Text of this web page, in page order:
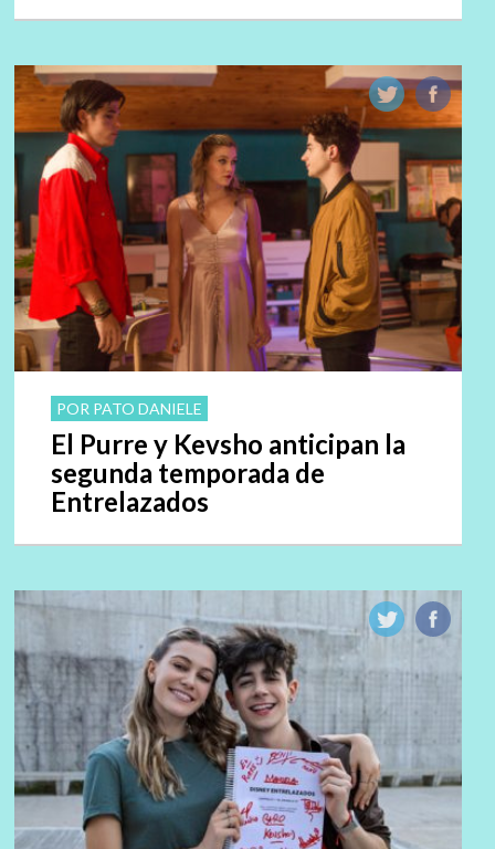
POR PATO DANIELE
El Purre y Kevsho anticipan la
segunda temporada de
Entrelazados